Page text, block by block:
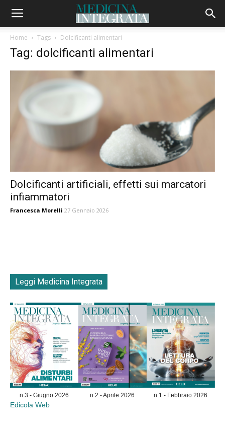
Home Tags Dolcificanti alimentari
Tag: dolcificanti alimentari
Dolcificanti artificiali, effetti sui marcatori
infiammatori
Francesca Morelli 27 Gennaio 2026
Leggi Medicina Integrata
n.3 - Giugno 2026 n.2 - Aprile 2026 n.1 - Febbraio 2026
Edicola Web